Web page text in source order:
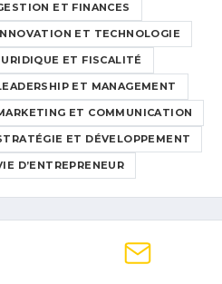
ET FINANCES
ET TECHNOLOGIE
ET FISCALITÉ
ET MANAGEMENT
ET COMMUNICATION
ET DÉVELOPPEMENT
D’ENTREPRENEUR